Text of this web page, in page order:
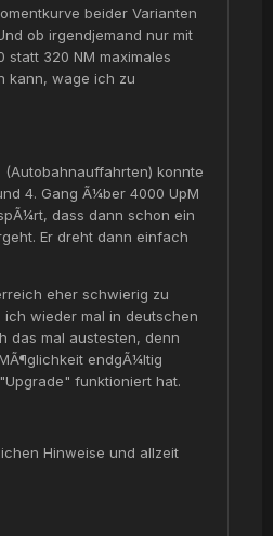
beider Varianten
ob irgendjemand nur mit
statt 320 NM maximales
kann, wage ich zu
(Autobahnauffahrten) konnte
4. Gang Ã¼ber 4000 UpM
dass dann schon ein
Er dreht dann einfach
eher schwierig zu
wieder mal in deutschen
das mal austesten, denn
endgÃ¼ltig
funktioniert hat.
Hinweise und allzeit